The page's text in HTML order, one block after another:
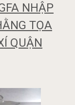
NHẬP
TỌA
QUẬN